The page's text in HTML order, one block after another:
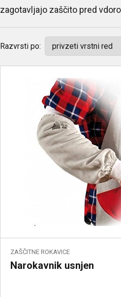
zagotavljajo zaščito pred
Razvrsti po:
ZAŠČITNE ROKAVICE
Narokavnik usnjen